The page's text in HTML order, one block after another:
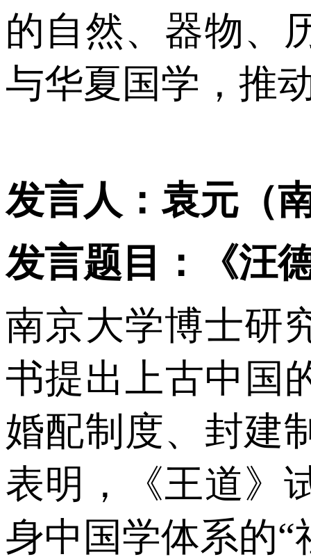
的自然、器物、
与华夏国学，推
发言人：袁元（
发言题目：《汪
南京大学博士研
书提出上古中国
婚配制度、封建
表明，《王道》
身中国学体系的